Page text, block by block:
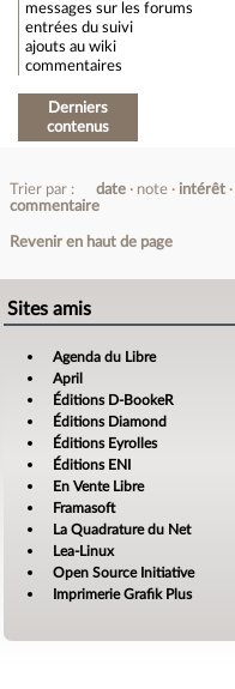
messages sur les forums
entrées du suivi
ajouts au wiki
commentaires
Derniers
contenus
Trier par : date note intérêt
commentaire
Revenir en haut de page
Sites amis
Agenda du Libre
April
Éditions D-BookeR
Éditions Diamond
Éditions Eyrolles
Éditions ENI
En Vente Libre
Framasoft
La Quadrature du Net
Lea-Linux
Open Source Initiative
Imprimerie Grafik Plus